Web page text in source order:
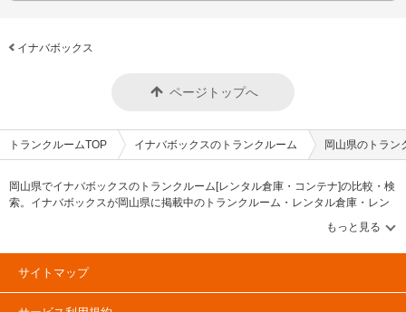
イナバボックス
ページトップへ
トランクルームTOP イナバボックスのトランクルーム 岡山県のトラン
岡山県でイナバボックスのトランクルーム[レンタル倉庫・コンテナ]の比較・検
索。イナバボックスが岡山県に掲載中のトランクルーム・レンタル倉庫・レン
タルコンテナなどの収納スペースを、借りたい地域から探して、広さ・料金[賃
料]・セキュリティ・空調完備・24時間出し入れ可能などの希望条件で絞込み！
豊富な物件数から様々な方法でご希望の収納スペースを簡単に探せるトランク
ルーム情報サイトです。イナバボックスで気になるトランクルームを見つけた
サイトマップ